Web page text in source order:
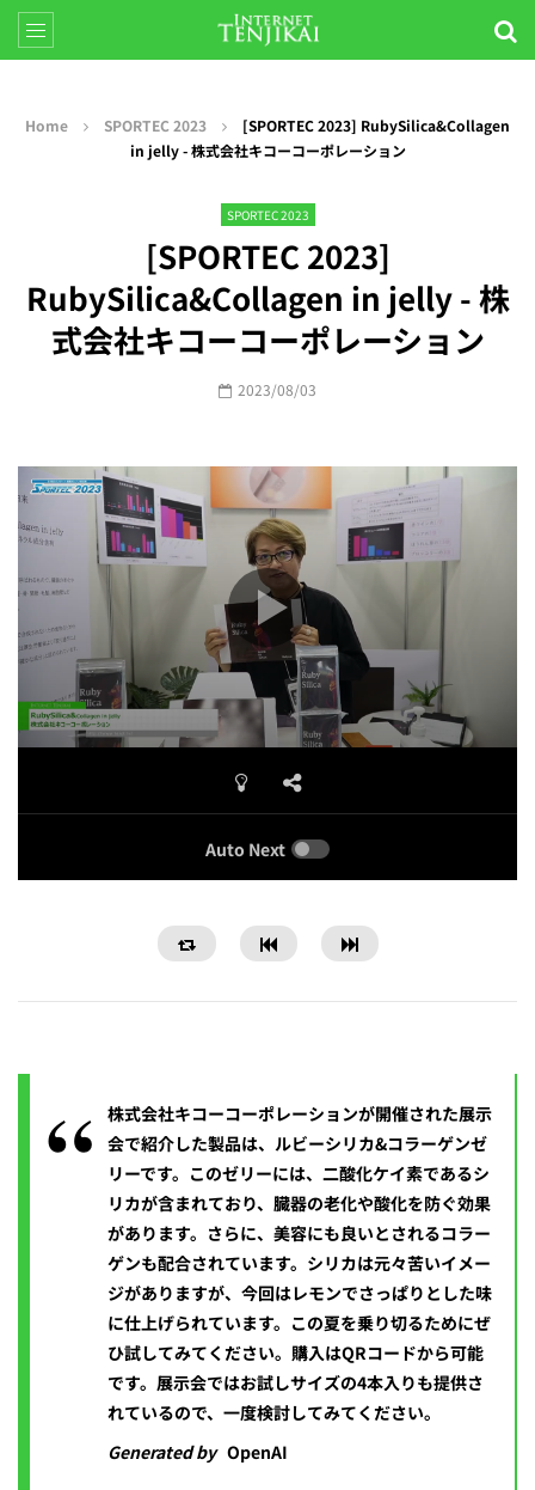
Home SPORTEC 2023
[SPORTEC 2023] RubySilica&Collagen
in jelly - 株式会社キコーコーポレーション
SPORTEC 2023
[SPORTEC 2023]
RubySilica&Collagen in jelly - 株
式会社キコーコーポレーション
2023/08/03
Auto Next
株式会社キコーコーポレーションが開催された展示
会で紹介した製品は、ルビーシリカ&コラーゲンゼ
リーです。このゼリーには、二酸化ケイ素であるシ
リカが含まれており、臓器の老化や酸化を防ぐ効果
があります。さらに、美容にも良いとされるコラー
ゲンも配合されています。シリカは元々苦いイメー
ジがありますが、今回はレモンでさっぱりとした味
に仕上げられています。この夏を乗り切るためにぜ
ひ試してみてください。購入はQRコードから可能
です。展示会ではお試しサイズの4本入りも提供さ
れているので、一度検討してみてください。
Generated by OpenAI